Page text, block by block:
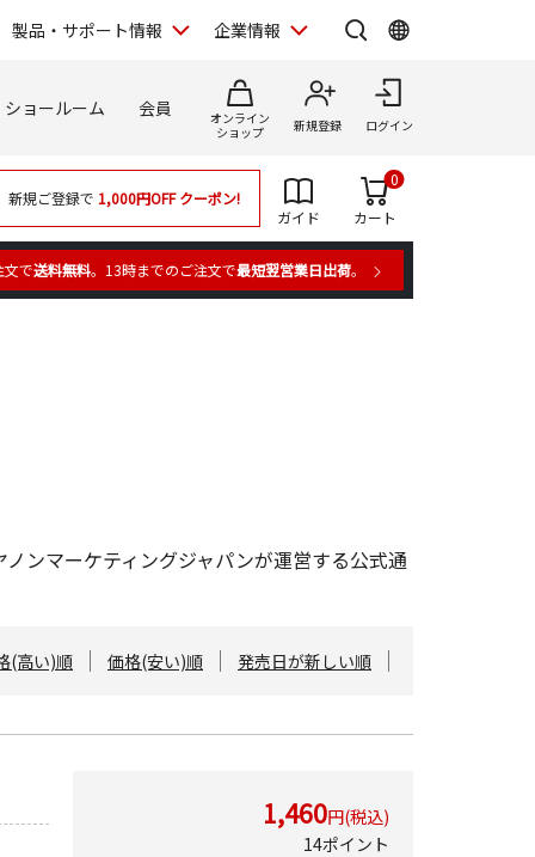
製品・サポート情報 企業情報
ショールーム 会員
オンライン
ショップ
新規登録 ログイン
新規ご登録で 1,000円OFFクーポン!
ガイド
カート
0
で送料無料。13時までのご注文で最短翌営業日出荷。
ンマーケティングジャパンが運営する公式通
(高い)順 価格(安い)順 発売日が新しい順
1,460円(税込)
14ポイント